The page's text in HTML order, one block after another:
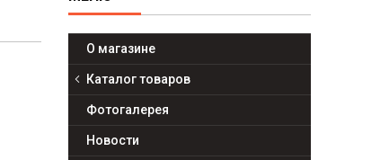
О магазине
Каталог товаров
Фотогалерея
Новости